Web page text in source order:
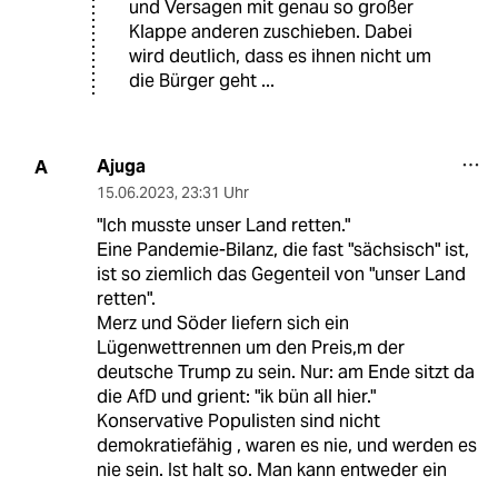
und Versagen mit genau so großer
Klappe anderen zuschieben. Dabei
wird deutlich, dass es ihnen nicht um
die Bürger geht ...
A Ajuga
15.06.2023, 23:31 Uhr
"Ich musste unser Land retten."
Eine Pandemie-Bilanz, die fast "sächsisch" ist,
ist so ziemlich das Gegenteil von "unser Land
retten".
Merz und Söder liefern sich ein
Lügenwettrennen um den Preis,m der
deutsche Trump zu sein. Nur: am Ende sitzt da
die AfD und grient: "ik bün all hier."
Konservative Populisten sind nicht
demokratiefähig , waren es nie, und werden es
nie sein. Ist halt so. Man kann entweder ein